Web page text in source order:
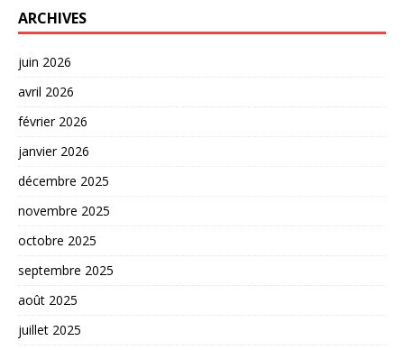
ARCHIVES
juin 2026
avril 2026
février 2026
janvier 2026
décembre 2025
novembre 2025
octobre 2025
septembre 2025
août 2025
juillet 2025